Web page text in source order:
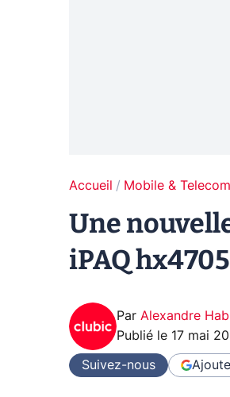
Accueil Mobile & Telecom
Une
iPAQ hx4705
Par Alexandre
Publié le 17 mai
Suivez-nous